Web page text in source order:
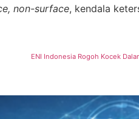
non-surface, kendala
ENI Indonesia Rogoh Kocek